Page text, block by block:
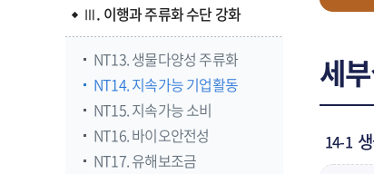
Ⅲ. 이행과 주류화 수단 강화
NT13. 생물다양성 주류화
NT14. 지속가능 기업활동
NT15. 지속가능 소비
NT16. 바이오안전성
NT17. 유해보조금
세
14-1